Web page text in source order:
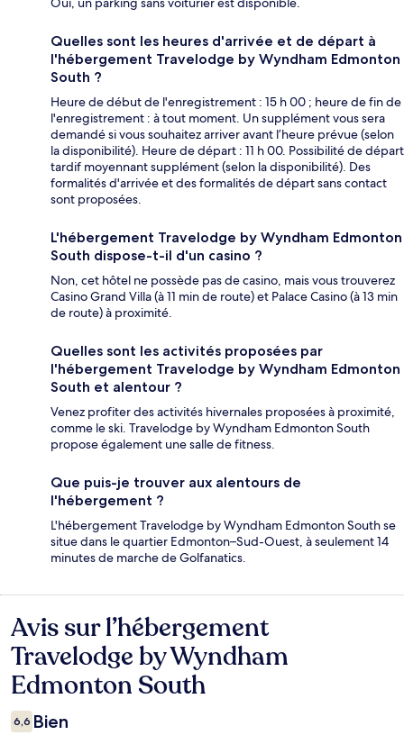
Quelles sont les heures d'arrivée et de départ à
l'hébergement Travelodge by Wyndham Edmonton
South ?
Heure de début de l'enregistrement : 15 h 00 ; heure de fin de
l'enregistrement : à tout moment. Un supplément vous sera
demandé si vous souhaitez arriver avant l’heure prévue (selon
la disponibilité). Heure de départ : 11 h 00. Possibilité de départ
tardif moyennant supplément (selon la disponibilité). Des
formalités d'arrivée et des formalités de départ sans contact
sont proposées.
L'hébergement Travelodge by Wyndham Edmonton
South dispose-t-il d'un casino ?
Non, cet hôtel ne possède pas de casino, mais vous trouverez
Casino Grand Villa (à 11 min de route) et Palace Casino (à 13 min
de route) à proximité.
Quelles sont les activités proposées par
l'hébergement Travelodge by Wyndham Edmonton
South et alentour ?
Venez profiter des activités hivernales proposées à proximité,
comme le ski. Travelodge by Wyndham Edmonton South
propose également une salle de fitness.
Que puis-je trouver aux alentours de
l'hébergement ?
L'hébergement Travelodge by Wyndham Edmonton South se
situe dans le quartier Edmonton–Sud-Ouest, à seulement 14
minutes de marche de Golfanatics.
Avis
Avis sur l’hébergement
Travelodge by Wyndham
Edmonton South
6,6 Bien